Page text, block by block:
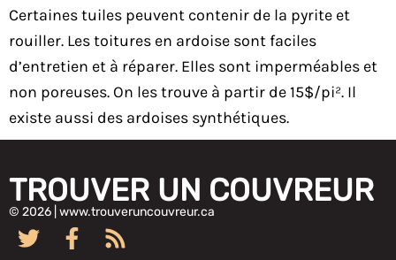
Certaines tuiles peuvent contenir de la pyrite et
rouiller. Les toitures en ardoise sont faciles
d’entretien et à réparer. Elles sont imperméables et
non poreuses. On les trouve à partir de 15$/pi². Il
existe aussi des ardoises synthétiques.
TROUVER UN COUVREUR
© 2026 | www.trouveruncouvreur.ca